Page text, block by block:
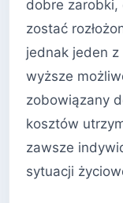
dobre zarobki,
zostać
jednak jeden
wyższe
zobowiązany
kosztów
zawsze
sytuacji